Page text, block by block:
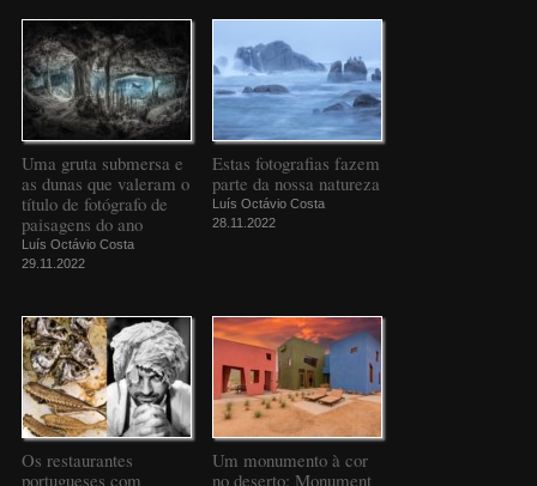
Uma gruta submersa e
as dunas que valeram o
título de fotógrafo de
paisagens do ano
Luís Octávio Costa
29.11.2022
Estas fotografias fazem
parte da nossa natureza
Luís Octávio Costa
28.11.2022
Os restaurantes
portugueses com
Um monumento à cor
no deserto: Monument